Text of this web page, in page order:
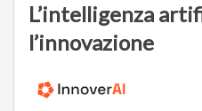
L’intelligenza
l’innovazione